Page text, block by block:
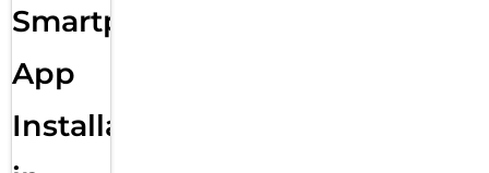
Smartphone
App
Installation